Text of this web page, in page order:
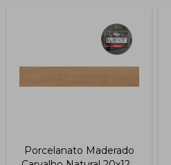
Porcelanato Maderado